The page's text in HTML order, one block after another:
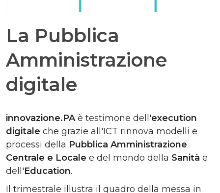
La Pubblica
Amministrazione
digitale
innovazione.PAè testimone dell'execution
digitale che grazie all'ICT rinnova modelli e
processi della Pubblica Amministrazione
Centrale e Locale e del mondo della Sanità e
dell'Education.
Il trimestrale illustra il quadro della messa in